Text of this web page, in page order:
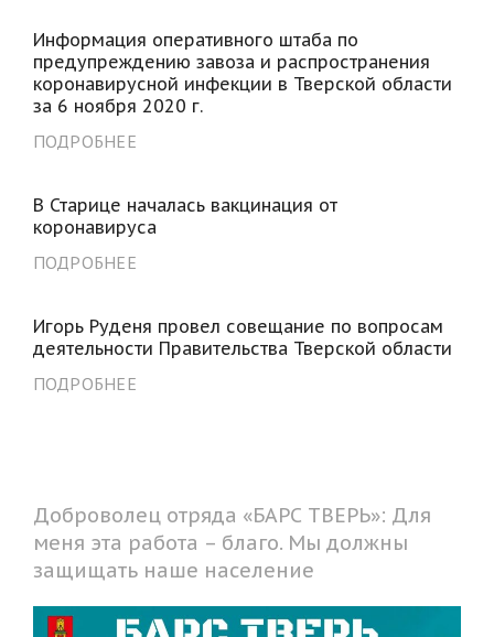
Информация оперативного штаба по
предупреждению завоза и распространения
коронавирусной инфекции в Тверской области
за 6 ноября 2020 г.
ПОДРОБНЕЕ
В Старице началась вакцинация от
коронавируса
ПОДРОБНЕЕ
Игорь Руденя провел совещание по вопросам
деятельности Правительства Тверской области
ПОДРОБНЕЕ
Доброволец отряда «БАРС ТВЕРЬ»: Для
меня эта работа – благо. Мы должны
защищать наше население